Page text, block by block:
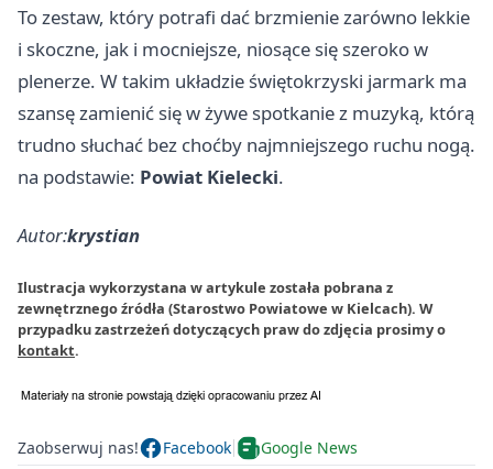
To zestaw, który potrafi dać brzmienie zarówno lekkie
i skoczne, jak i mocniejsze, niosące się szeroko w
plenerze. W takim układzie świętokrzyski jarmark ma
szansę zamienić się w żywe spotkanie z muzyką, którą
trudno słuchać bez choćby najmniejszego ruchu nogą.
na podstawie: Powiat Kielecki.
Autor:krystian
Ilustracja wykorzystana w artykule została pobrana z
zewnętrznego źródła (Starostwo Powiatowe w Kielcach). W
przypadku zastrzeżeń dotyczących praw do zdjęcia prosimy o
kontakt.
Zaobserwuj nas! Facebook Google News